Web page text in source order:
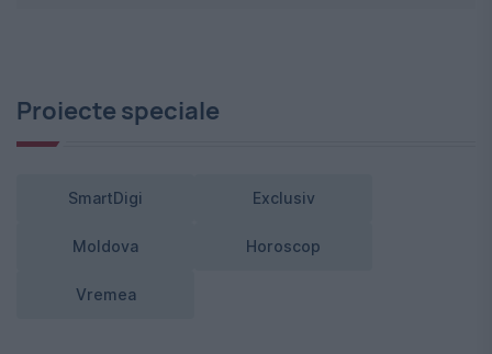
Proiecte speciale
SmartDigi Exclusiv
Moldova Horoscop
Vremea